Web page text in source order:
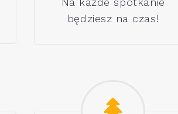
będziesz na czas!